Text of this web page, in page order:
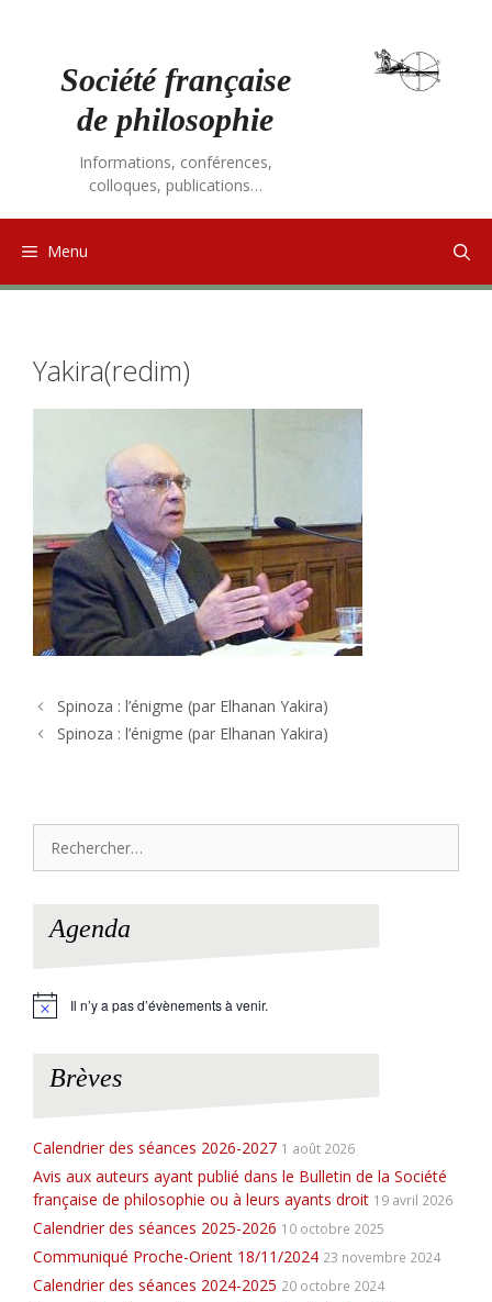
Société française
de philosophie
Informations, conférences,
colloques, publications…
Menu
Yakira(redim)
Spinoza : l’énigme (par Elhanan Yakira)
Spinoza : l’énigme (par Elhanan Yakira)
Agenda
N
Il n’y a pas d’évènements à venir.
Brèves
Calendrier des séances 2026-2027 1 août 2026
Avis aux auteurs ayant publié dans le Bulletin de la Société
française de philosophie ou à leurs ayants droit 19 avril 2026
Calendrier des séances 2025-2026 10 octobre 2025
Communiqué Proche-Orient 18/11/2024 23 novembre 2024
Calendrier des séances 2024-2025 20 octobre 2024